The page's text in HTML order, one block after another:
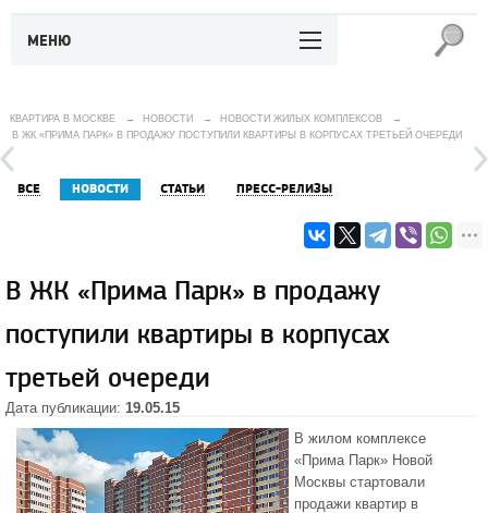
МЕНЮ
КВАРТИРА В МОСКВЕ → НОВОСТИ → НОВОСТИ ЖИЛЫХ КОМПЛЕКСОВ
→
В ЖК «ПРИМА ПАРК» В ПРОДАЖУ ПОСТУПИЛИ КВАРТИРЫ В КОРПУСАХ ТРЕТЬЕЙ ОЧЕРЕДИ
ВСЕ НОВОСТИ СТАТЬИ ПРЕСС-РЕЛИЗЫ
В ЖК «Прима Парк» в продажу
поступили квартиры в корпусах
третьей очереди
Дата публикации: 19.05.15
В жилом комплексе
«Прима Парк» Новой
Москвы стартовали
продажи квартир в